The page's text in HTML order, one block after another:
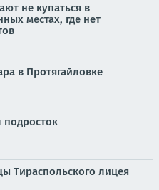
не купаться в
местах, где нет
в Протягайловке
подросток
Тираспольского лицея